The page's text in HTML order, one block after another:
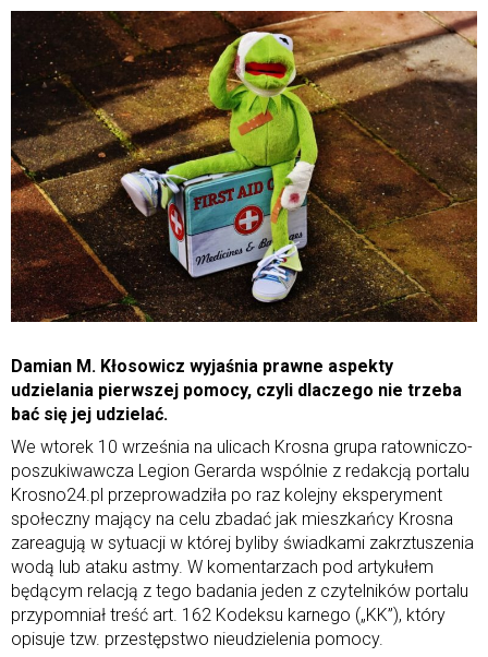
Damian M. Kłosowicz wyjaśnia prawne aspekty
udzielania pierwszej pomocy, czyli dlaczego nie trzeba
bać się jej udzielać.
We wtorek 10 września na ulicach Krosna grupa ratowniczo-
poszukiwawcza Legion Gerarda wspólnie z redakcją portalu
Krosno24.pl przeprowadziła po raz kolejny eksperyment
społeczny mający na celu zbadać jak mieszkańcy Krosna
zareagują w sytuacji w której byliby świadkami zakrztuszenia
wodą lub ataku astmy. W komentarzach pod artykułem
będącym relacją z tego badania jeden z czytelników portalu
przypomniał treść art. 162 Kodeksu karnego („KK”), który
opisuje tzw. przestępstwo nieudzielenia pomocy.